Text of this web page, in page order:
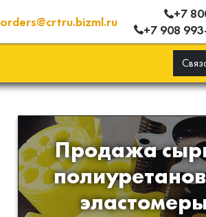
orders@crtru.bizml.ru
+7
+7 908
Продажа
Продажа
производства